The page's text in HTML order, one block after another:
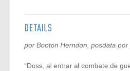
DETAILS
por Booton Herndon, posdata
“Doss, al entrar al combate de